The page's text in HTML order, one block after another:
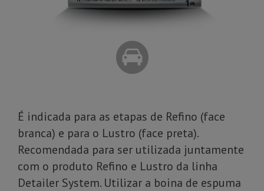
É indicada para as etapas de Refino (face
branca) e para o Lustro (face preta).
Recomendada para ser utilizada juntamente
com o produto Refino e Lustro da linha
Detailer System. Utilizar a boina de espuma